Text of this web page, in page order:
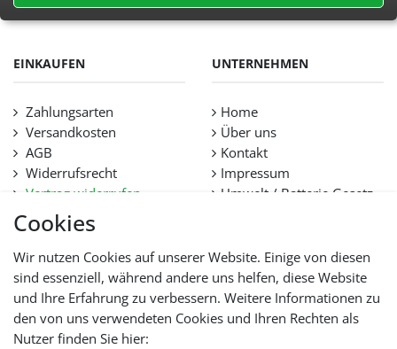
Cookies
Wir nutzen Cookies auf unserer Website. Einige von diesen
sind essenziell, während andere uns helfen, diese Website
und Ihre Erfahrung zu verbessern. Weitere Informationen zu
den von uns verwendeten Cookies und Ihren Rechten als
Nutzer finden Sie hier:
EINKAUFEN
Zahlungsarten
Versandkosten
AGB
Widerrufsrecht
Vertrag widerrufen
Datenschutz
Hilfe
Lieferfristen und
Lieferbeschränkung
UNTERNEHMEN
Home
Über uns
Kontakt
Impressum
Umwelt / Batterie Gesetz
WIR AKZEPTIEREN